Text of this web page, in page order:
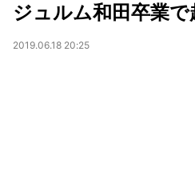
ジュルム和田卒業で
2019.06.18 20:25